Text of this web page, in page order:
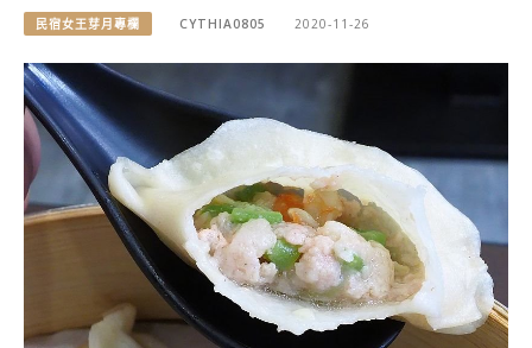
民宿女王芽月專欄 CYTHIA0805 2020-11-26